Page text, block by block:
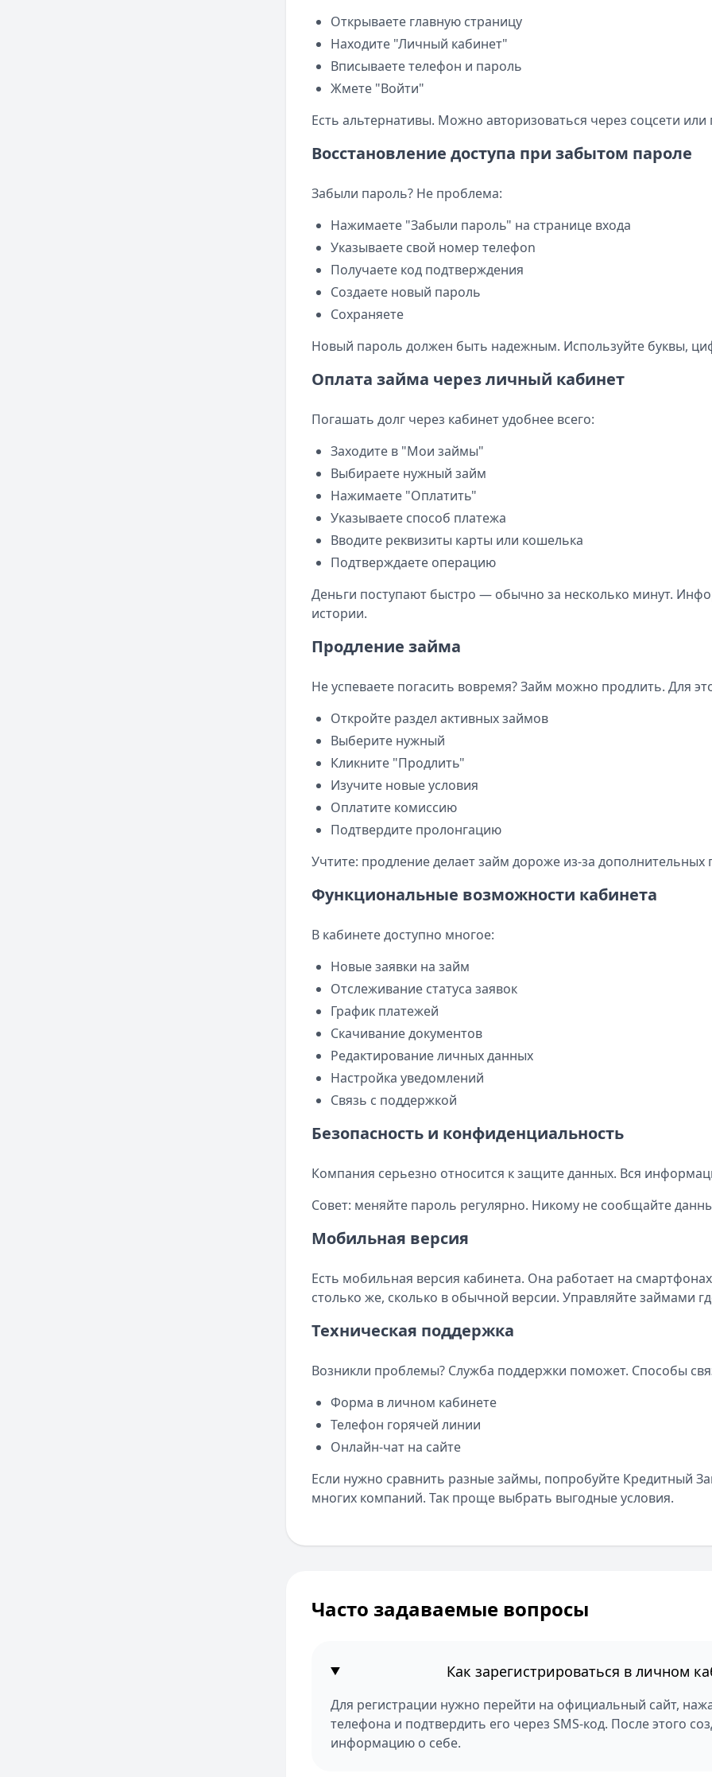
Открываете главную страницу
Находите "Личный кабинет"
Вписываете телефон и пароль
Жмете "Войти"
Есть альтернативы. Можно авторизоваться через соцсети
Восстановление доступа при забытом пароле
Забыли пароль? Не проблема:
Нажимаете "Забыли пароль" на странице входа
Указываете свой номер телефon
Получаете код подтверждения
Создаете новый пароль
Сохраняете
Новый пароль должен быть надежным. Используйте буквы,
Оплата займа через личный кабинет
Погашать долг через кабинет удобнее всего:
Заходите в "Мои займы"
Выбираете нужный займ
Нажимаете "Оплатить"
Указываете способ платежа
Вводите реквизиты карты или кошелька
Подтверждаете операцию
Деньги поступают быстро — обычно за несколько минут.
истории.
Продление займа
Не успеваете погасить вовремя? Займ можно продлить. Для
Откройте раздел активных займов
Выберите нужный
Кликните "Продлить"
Изучите новые условия
Оплатите комиссию
Подтвердите пролонгацию
Учтите: продление делает займ дороже из-за дополнительных
Функциональные возможности кабинета
В кабинете доступно многое:
Новые заявки на займ
Отслеживание статуса заявок
График платежей
Скачивание документов
Редактирование личных данных
Настройка уведомлений
Связь с поддержкой
Безопасность и конфиденциальность
Компания серьезно относится к защите данных. Вся
Совет: меняйте пароль регулярно. Никому не сообщайте
Мобильная версия
Есть мобильная версия кабинета. Она работает на
столько же, сколько в обычной версии. Управляйте займами
Техническая поддержка
Возникли проблемы? Служба поддержки поможет. Способы
Форма в личном кабинете
Телефон горячей линии
Онлайн-чат на сайте
Если нужно сравнить разные займы, попробуйте Кредитный
многих компаний. Так проще выбрать выгодные условия.
Часто задаваемые вопросы
Как зарегистрироваться в личном
Для регистрации нужно перейти на официальный сайт,
телефона и подтвердить его через SMS-код. После этого
информацию о себе.